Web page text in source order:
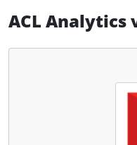
ACL Analytics